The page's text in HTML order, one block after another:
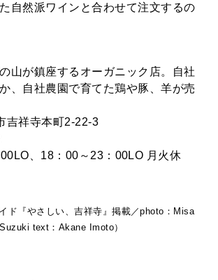
自然派ワインと合わせて注文するの
山が鎮座するオーガニック店。自社
、自社農園で育てた鶏や豚、羊が売
吉祥寺本町2-22-3
、18：00～23：00LO 月火休
ド『やさしい、吉祥寺』掲載／photo：Misa
text：Akane Imoto）